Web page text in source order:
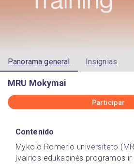
Panorama general Insignias
MRU Mokymai
Participar
Contenido
Mykolo Romerio universiteto
įvairios edukacinės programos ir